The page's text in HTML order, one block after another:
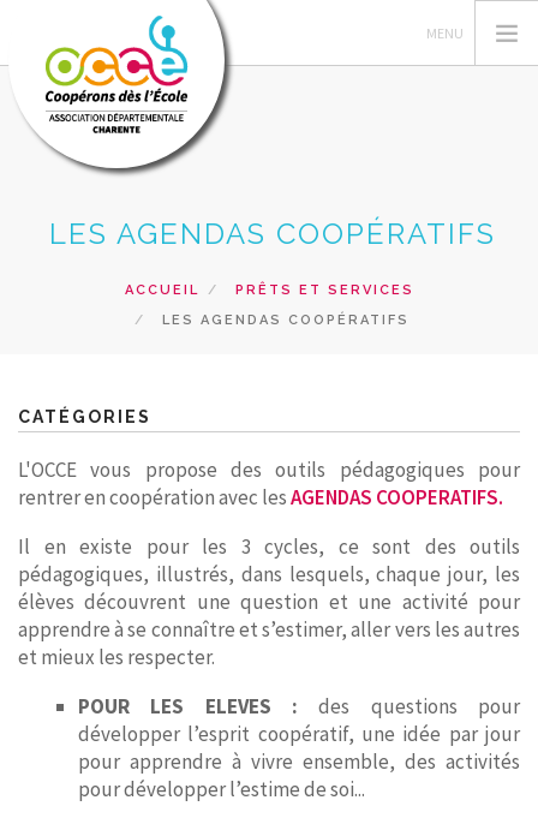
ACTIONS PÉDAGOGIQUES
RESSOURCES PEDAGOGIQUES
VUE DE LA CLASSE
RECHERCHER
CONTACT
LES AGENDAS COOPÉRATIFS
ACCUEIL
PRÊTS ET SERVICES
LES AGENDAS COOPÉRATIFS
CATÉGORIES
L'OCCE vous propose des outils pédagogiques pour
rentrer en coopération avec lesAGENDAS COOPERATIFS.
Il en existe pour les 3 cycles, ce sont des outils
pédagogiques, illustrés, dans lesquels, chaque jour, les
élèves découvrent une question et une activité pour
apprendre à se connaître et s’estimer, aller vers les autres
et mieux les respecter.
POUR LES ELEVES : des questions pour
développer l’esprit coopératif, une idée par jour
pour apprendre à vivre ensemble, des activités
pour développer l’estime de soi...